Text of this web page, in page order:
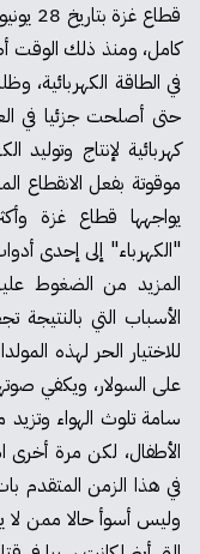
كامل، ومنذ ذلك الوقت
في الطاقة
كهربائية لإنتاج وتوليد
موقوتة بفعل الانقطاع
يواجهها قطاع غزة
"الكهرباء" إلى إحدى
المزيد من الضغوط
الأسباب التي
للاختيار الحر لهذه
على السولار، ويكفي
سامة تلوث الهواء وتزيد
الأطفال، لكن مرة أخرى
في هذا الزمن المتقدم
وليس أسوأ حالا ممن